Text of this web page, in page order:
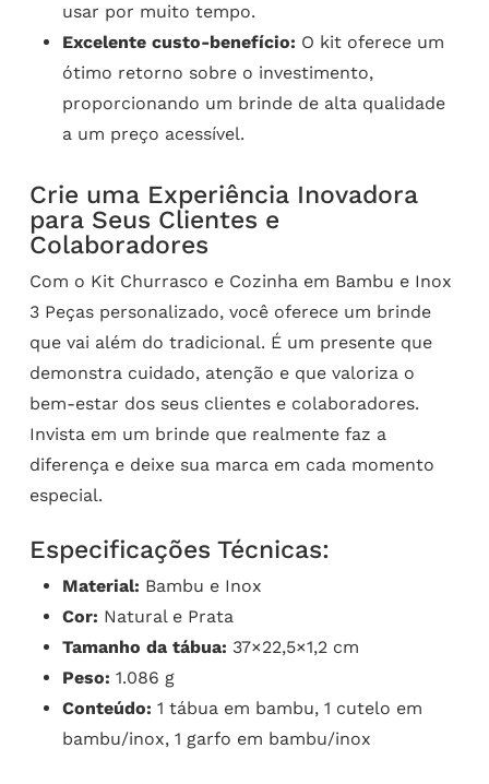
usar por muito tempo.
Excelente custo-benefício: O kit oferece um
ótimo retorno sobre o investimento,
proporcionando um brinde de alta qualidade
a um preço acessível.
Crie uma Experiência Inovadora
para Seus Clientes e
Colaboradores
Com o Kit Churrasco e Cozinha em Bambu e Inox
3 Peças personalizado, você oferece um brinde
que vai além do tradicional. É um presente que
demonstra cuidado, atenção e que valoriza o
bem-estar dos seus clientes e colaboradores.
Invista em um brinde que realmente faz a
diferença e deixe sua marca em cada momento
especial.
Especificações Técnicas:
Material: Bambu e Inox
Cor: Natural e Prata
Tamanho da tábua: 37×22,5×1,2 cm
Peso: 1.086 g
Conteúdo: 1 tábua em bambu, 1 cutelo em
bambu/inox, 1 garfo em bambu/inox